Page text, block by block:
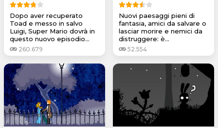
Dopo aver recuperato
Toad e messo in salvo
Luigi, Super Mario dovrà in
questo nuovo episodio...
260.679
Nuovi paesaggi pieni di
fantasia, amici da salvare o
lasciar morire e nemici da
distruggere: è...
52.554